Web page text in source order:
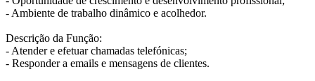
- Ambiente de trabalho dinâmico e acolhedor.
Descrição da Função:
- Atender e efetuar chamadas telefónicas;
- Responder a emails e mensagens de clientes.